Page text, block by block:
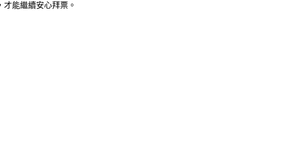
能繼續安心拜票。